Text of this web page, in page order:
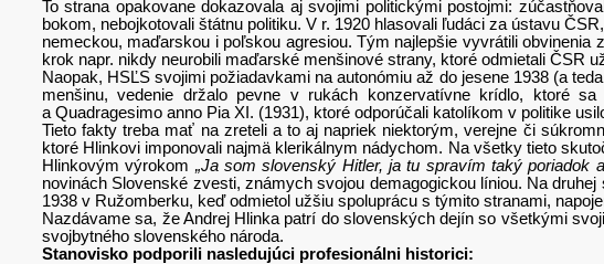
To strana opakovane dokazovala aj svojimi politickými postojmi:
bokom, nebojkotovali štátnu politiku. V r. 1920 hlasovali ľudáci za ústavu
nemeckou, maďarskou i poľskou agresiou. Tým najlepšie vyvrátili
krok napr. nikdy neurobili maďarské menšinové strany, ktoré odmietali ČSR
Naopak, HSĽS svojimi požiadavkami na autonómiu až do jesene 1938 (a
menšinu, vedenie držalo pevne v rukách konzervatívne krídlo, ktoré
a Quadragesimo anno Pia XI. (1931), ktoré odporúčali katolíkom v politike
Tieto fakty treba mať na zreteli a to aj napriek niektorým, verejne či
ktoré Hlinkovi imponovali najmä klerikálnym nádychom. Na všetky tieto
Hlinkovým výrokom „Ja som slovenský Hitler, ja tu spravím taký poriadok
novinách Slovenské zvesti, známych svojou demagogickou líniou. Na
1938 v Ružomberku, keď odmietol užšiu spoluprácu s týmito stranami,
Nazdávame sa, že Andrej Hlinka patrí do slovenských dejín so všetkými
svojbytného slovenského národa.
Stanovisko podporili nasledujúci profesionálni historici: